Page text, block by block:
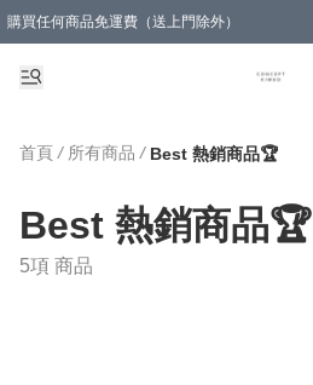
購買任何商品免運費（送上門除外）
首頁 / 所有商品 / Best 熱銷商品🏆
Best 熱銷商品🏆
5項 商品